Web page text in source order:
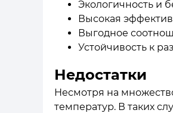
Экологичность и
Высокая
Выгодное
Устойчивость к
Недостатки
Несмотря на
температур. В таких